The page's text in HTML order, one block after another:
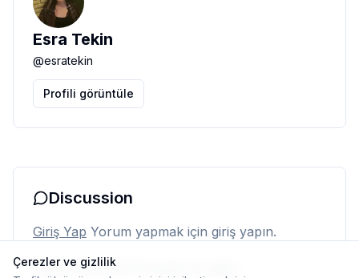
Esra Tekin
@esratekin
Profili görüntüle
Discussion
Giriş Yap Yorum yapmak için giriş yapın.
Henüz yorum yok. İlk yorumu siz yapın.
Çerezler ve gizlilik